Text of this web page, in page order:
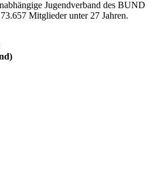
Jugendverband des BUND
Mitglieder unter 27 Jahren.